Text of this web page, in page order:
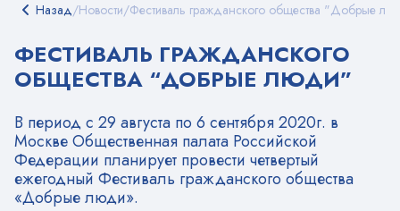
Назад/Новости/Фестиваль гражданского общества "Добрые
ФЕСТИВАЛЬ ГРАЖДАНСКОГО
ОБЩЕСТВА “ДОБРЫЕ ЛЮДИ”
В период с 29 августа по 6 сентября 2020г. в
Москве Общественная палата Российской
Федерации планирует провести четвертый
ежегодный Фестиваль гражданского общества
«Добрые люди».